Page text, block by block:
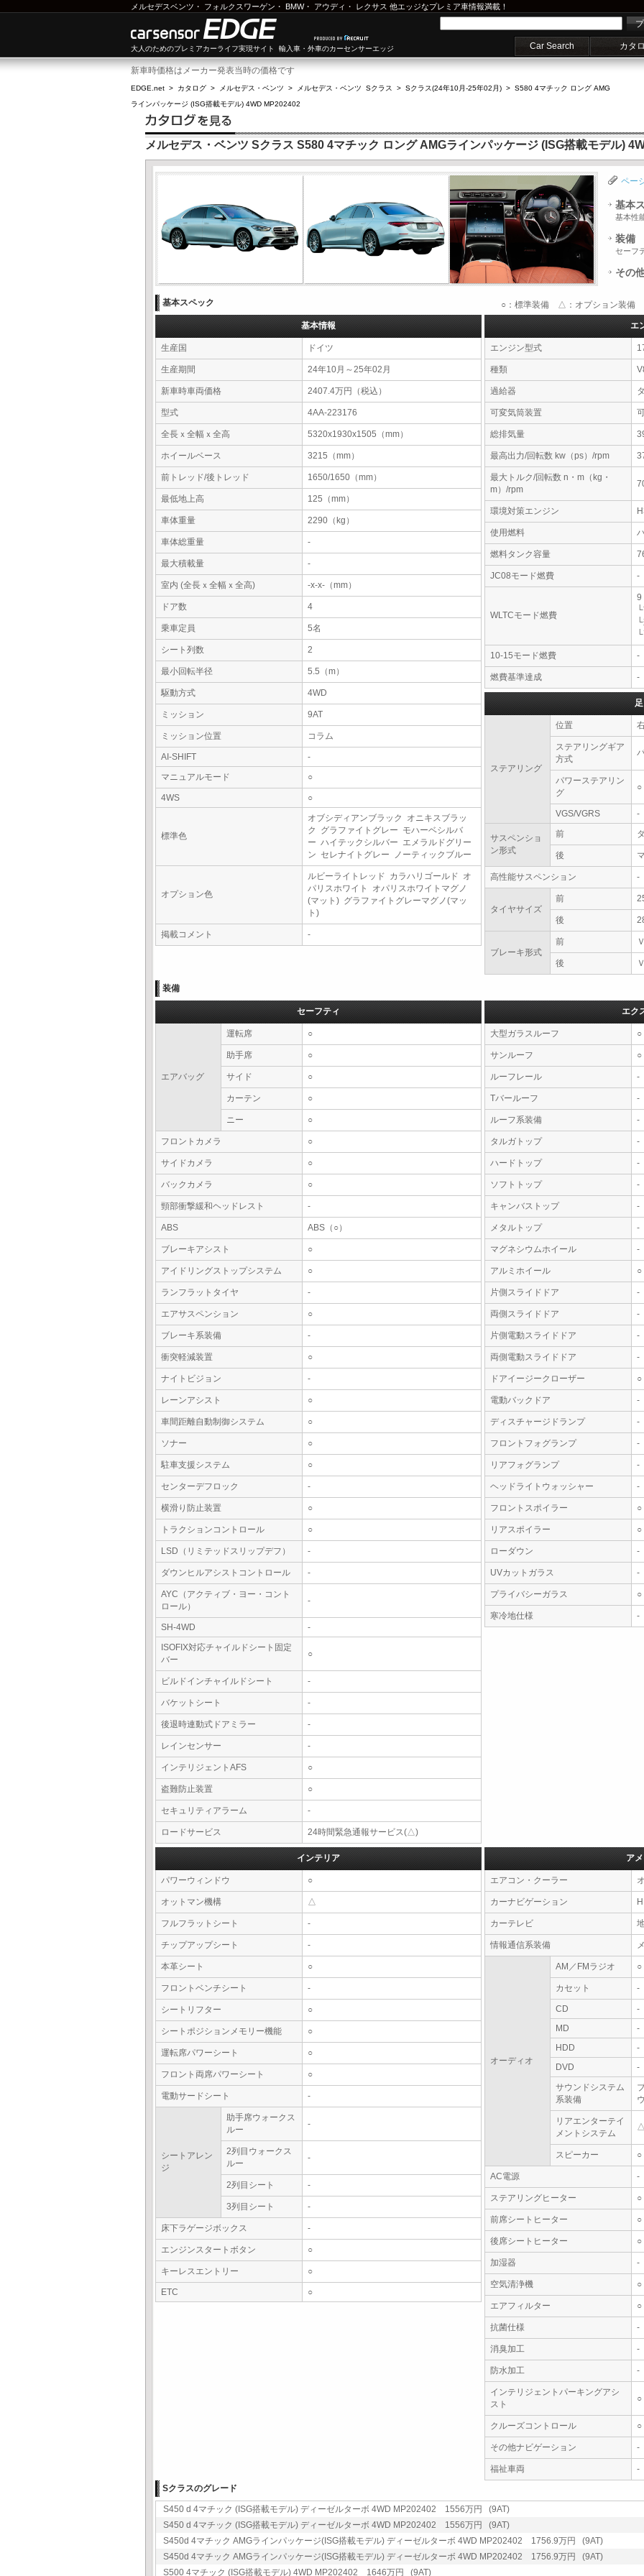
メルセデスベンツ ・ フォルクスワーゲン ・ BMW・ アウディ ・ レクサス 他エッジなプレミア車情報満載！
大人のためのプレミアカーライフ実現サイト 輸入車・外車のカーセンサーエッジ Car Search カタ
新車時価格はメーカー発表当時の価格です
EDGE.net > カタログ > メルセデス・ベンツ > メルセデス・ベンツ Sクラス > Sクラス(24年10月-25年02月) > S580 4マチック ロング AMG
ラインパッケージ (ISG搭載モデル) 4WD MP202402
メルセデス・ベンツ Sクラス S580 4マチック ロング AMGラインパッケージ (ISG搭載モデル)
ペー
基本
基本性
装備
セーフ
その
基本スペック ○：標準装備 △：オプション装備 -
基本情報
生産国 ドイツ
生産期間 24年10月～25年02月
新車時車両価格 2407.4万円（税込）
型式 4AA-223176
全長ｘ全幅ｘ全高 5320x1930x1505（mm）
ホイールベース 3215（mm）
前トレッド/後トレッド 1650/1650（mm）
最低地上高 125（mm）
車体重量 2290（kg）
車体総重量 -
最大積載量 -
室内 (全長ｘ全幅ｘ全高) -x-x-（mm）
ドア数 4
乗車定員 5名
シート列数 2
最小回転半径 5.5（m）
駆動方式 4WD
ミッション 9AT
ミッション位置 コラム
AI-SHIFT
-
マニュアルモード
○
4WS ○
標準色
オブシディアンブラック オニキスブラッ
ク グラファイトグレー モハーベシルバ
ー ハイテックシルバー エメラルドグリー
ン セレナイトグレー ノーティックブルー
オプション色
ルビーライトレッド カラハリゴールド オ
パリスホワイト オパリスホワイトマグノ
(マット) グラファイトグレーマグノ(マッ
ト)
掲載コメント -
エ
エンジン型式
種類
過給器
可変気筒装置
総排気量
最高出力/回転数 kw（ps）/rpm
最大トルク/回転数 n・m（kg・
m）/rpm
環境対策エンジン
使用燃料
燃料タンク容量
JC08モード燃費 -
WLTCモード燃費
9
10-15モード燃費 -
燃費基準達成 -
ステアリング
位置
ステアリングギア
方式
パワーステアリン
グ
○
VGS/VGRS -
サスペンショ
ン形式
前
後
高性能サスペンション -
タイヤサイズ
前
後
ブレーキ形式
前
後
装備
セーフティ
エアバッグ
運転席 ○
助手席 ○
サイド ○
カーテン ○
ニー ○
フロントカメラ ○
サイドカメラ ○
バックカメラ ○
頸部衝撃緩和ヘッドレスト -
ABS ABS（○）
ブレーキアシスト ○
アイドリングストップシステム ○
ランフラットタイヤ -
エアサスペンション ○
ブレーキ系装備 -
衝突軽減装置 ○
ナイトビジョン -
レーンアシスト ○
車間距離自動制御システム ○
ソナー ○
駐車支援システム ○
センターデフロック -
横滑り防止装置 ○
トラクションコントロール ○
LSD（リミテッドスリップデフ） -
ダウンヒルアシストコントロール -
AYC（アクティブ・ヨー・コント
ロール）
-
SH-4WD
-
ISOFIX対応チャイルドシート固定
バー
○
ビルドインチャイルドシート -
バケットシート -
後退時連動式ドアミラー -
レインセンサー -
インテリジェントAFS ○
盗難防止装置 ○
セキュリティアラーム -
ロードサービス 24時間緊急通報サービス(△)
エク
大型ガラスルーフ ○
サンルーフ ○
ルーフレール -
Tバールーフ -
ルーフ系装備 -
タルガトップ -
ハードトップ -
ソフトトップ -
キャンバストップ -
メタルトップ -
マグネシウムホイール -
アルミホイール ○
片側スライドドア -
両側スライドドア -
片側電動スライドドア -
両側電動スライドドア -
ドアイージークローザー ○
電動バックドア -
ディスチャージドランプ -
フロントフォグランプ -
リアフォグランプ -
ヘッドライトウォッシャー -
フロントスポイラー ○
リアスポイラー ○
ローダウン -
UVカットガラス -
プライバシーガラス ○
寒冷地仕様 -
インテリア
パワーウィンドウ ○
オットマン機構 △
フルフラットシート -
チップアップシート -
本革シート ○
フロントベンチシート -
シートリフター ○
シートポジションメモリー機能 ○
運転席パワーシート ○
フロント両席パワーシート ○
電動サードシート -
シートアレン
ジ
助手席ウォークス
ルー
-
2列目ウォークス
ルー
-
2列目シート -
3列目シート -
床下ラゲージボックス -
エンジンスタートボタン ○
キーレスエントリー ○
ETC ○
ア
エアコン・クーラー
カーナビゲーション
カーテレビ
情報通信系装備
オーディオ
AM／FMラジオ ○
カセット -
CD
-
MD
-
HDD
-
DVD
-
サウンドシステム
系装備
リアエンターテイ
メントシステム
スピーカー ○
AC電源 -
ステアリングヒーター ○
前席シートヒーター ○
後席シートヒーター ○
加湿器 -
空気清浄機 ○
エアフィルター ○
抗菌仕様 -
消臭加工 -
防水加工 -
インテリジェントパーキングアシ
スト
○
クルーズコントロール ○
その他ナビゲーション -
福祉車両
-
Sクラスのグレード
S450 d 4マチック (ISG搭載モデル) ディーゼルターボ 4WD MP202402 1556万円 (9AT)
S450 d 4マチック (ISG搭載モデル) ディーゼルターボ 4WD MP202402 1556万円 (9AT)
S450d 4マチック AMGラインパッケージ(ISG搭載モデル) ディーゼルターボ 4WD MP202402 1756.9万円 (9AT)
S450d 4マチック AMGラインパッケージ(ISG搭載モデル) ディーゼルターボ 4WD MP202402 1756.9万円 (9AT)
S500 4マチック (ISG搭載モデル) 4WD MP202402 1646万円 (9AT)